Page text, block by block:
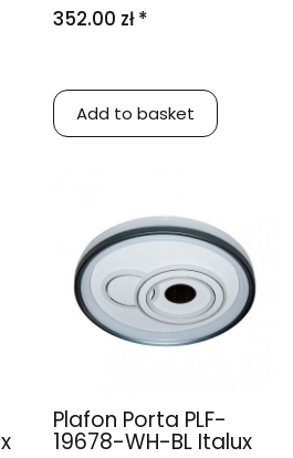
352.00 zł *
Add to basket
Plafon Porta PLF-
19678-WH-BL Italux